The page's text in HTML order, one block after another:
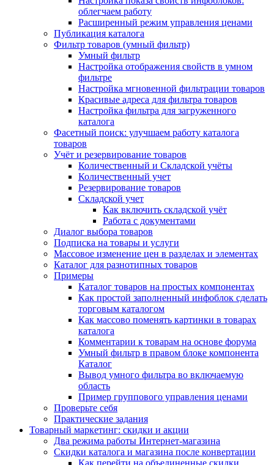
облегчаем работу
Расширенный режим управления ценами
Публикация каталога
Фильтр товаров (умный фильтр)
Умный фильтр
Настройка отображения свойств в умном
фильтре
Настройка мгновенной фильтрации товаров
Красивые адреса для фильтра товаров
Настройка фильтра для загруженного
каталога
Фасетный поиск: улучшаем работу каталога
товаров
Учёт и резервирование товаров
Количественный и Складской учёты
Количественный учет
Резервирование товаров
Складской учет
Как включить складской учёт
Работа с документами
Диалог выбора товаров
Подписка на товары и услуги
Массовое изменение цен в разделах и элементах
Каталог для разнотипных товаров
Примеры
Каталог товаров на простых компонентах
Как простой заполненный инфоблок сделать
торговым каталогом
Как массово поменять картинки в товарах
каталога
Комментарии к товарам на основе форума
Умный фильтр в правом блоке компонента
Каталог
Вывод умного фильтра во включаемую
область
Пример группового управления ценами
Проверьте себя
Практические задания
Товарный маркетинг: скидки и акции
Два режима работы Интернет-магазина
Скидки каталога и магазина после конвертации
Как перейти на объединенные скидки